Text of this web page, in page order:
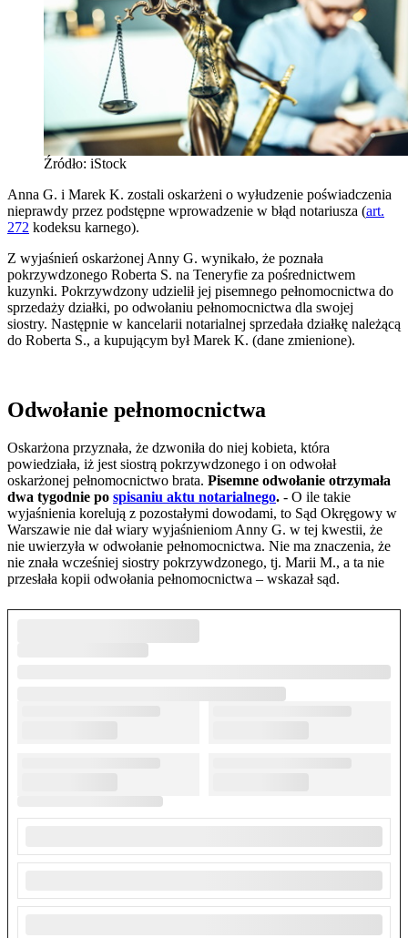
Źródło: iStock
Anna G. i Marek K. zostali oskarżeni o wyłudzenie poświadczenia
nieprawdy przez podstępne wprowadzenie w błąd notariusza (art.
272 kodeksu karnego).
Z wyjaśnień oskarżonej Anny G. wynikało, że poznała
pokrzywdzonego Roberta S. na Teneryfie za pośrednictwem
kuzynki. Pokrzywdzony udzielił jej pisemnego pełnomocnictwa do
sprzedaży działki, po odwołaniu pełnomocnictwa dla swojej
siostry. Następnie w kancelarii notarialnej sprzedała działkę należącą
do Roberta S., a kupującym był Marek K. (dane zmienione).
Odwołanie pełnomocnictwa
Oskarżona przyznała, że dzwoniła do niej kobieta, która
powiedziała, iż jest siostrą pokrzywdzonego i on odwołał
oskarżonej pełnomocnictwo brata. Pisemne odwołanie otrzymała
dwa tygodnie po spisaniu aktu notarialnego. - O ile takie
wyjaśnienia korelują z pozostałymi dowodami, to Sąd Okręgowy w
Warszawie nie dał wiary wyjaśnieniom Anny G. w tej kwestii, że
nie uwierzyła w odwołanie pełnomocnictwa. Nie ma znaczenia, że
nie znała wcześniej siostry pokrzywdzonego, tj. Marii M., a ta nie
przesłała kopii odwołania pełnomocnictwa – wskazał sąd.